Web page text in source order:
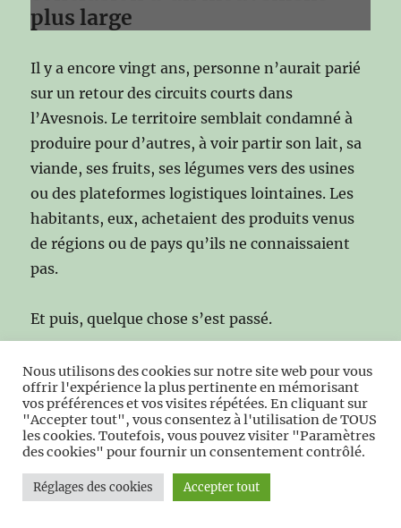
plus large
Il y a encore vingt ans, personne n’aurait parié
sur un retour des circuits courts dans
l’Avesnois. Le territoire semblait condamné à
produire pour d’autres, à voir partir son lait, sa
viande, ses fruits, ses légumes vers des usines
ou des plateformes logistiques lointaines. Les
habitants, eux, achetaient des produits venus
de régions ou de pays qu’ils ne connaissaient
pas.
Et puis, quelque chose s’est passé.
Une génération d’agriculteurs a décidé de
reprendre la main. De transformer son lait, de
vendre sa viande en direct, de replanter des
vergers, de remettre des légumes dans les
décidé dechanger ses habitudes
Nous utilisons des cookies sur notre site web pour vous
offrir l'expérience la plus pertinente en mémorisant
vos préférences et vos visites répétées. En cliquant sur
"Accepter tout", vous consentez à l'utilisation de TOUS
les cookies. Toutefois, vous pouvez visiter "Paramètres
des cookies" pour fournir un consentement contrôlé.
Réglages des cookies Accepter tout